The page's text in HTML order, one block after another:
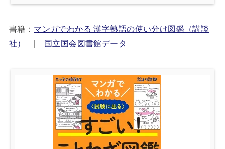
書籍： マンガでわかる 漢字熟語の使い分け図鑑（講談
社）
| 国立国会図書館データ